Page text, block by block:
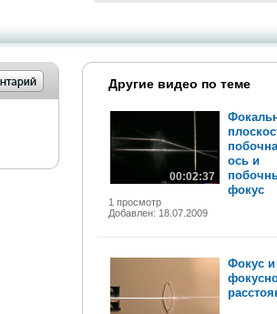
Другие видео по теме
00:02:37
1 просмотр
Добавлен: 18.07.2009
ось и
фокус
Фокус и